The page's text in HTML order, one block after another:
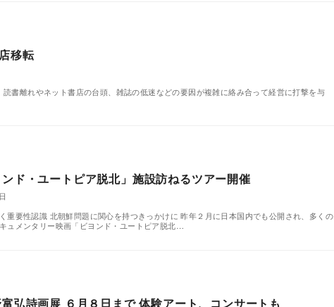
移転
書離れやネット書店の台頭、雑誌の低迷などの要因が複雑に絡み合って経営に打撃を与
ド・ユートピア脱北」施設訪ねるツアー開催
重要性認識 北朝鮮問題に関心を持つきっかけに 昨年２月に日本国内でも公開され、多くの
ュメンタリー映画「ビヨンド・ユートピア脱北…
弘詩画展 ６月８日まで 体験アート、コンサートも